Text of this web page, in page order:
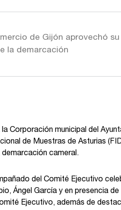
de Gijón aprovechó
la demarcación
Corporación municipal del
de Muestras de Asturias
cameral.
del Comité Ejecutivo
Ángel García y en presencia
Ejecutivo, además de